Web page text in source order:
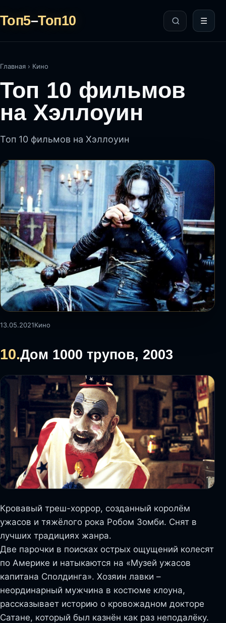
Топ5–Топ10 ☰
Главная › Кино
Топ 10 фильмов
на Хэллоуин
Топ 10 фильмов на Хэллоуин
13.05.2021Кино
10.Дом 1000 трупов, 2003
Кровавый треш-хоррор, созданный королём
ужасов и тяжёлого рока Робом Зомби. Снят в
лучших традициях жанра.
Две парочки в поисках острых ощущений колесят
по Америке и натыкаются на «Музей ужасов
капитана Сполдинга». Хозяин лавки –
неординарный мужчина в костюме клоуна,
рассказывает историю о кровожадном докторе
Сатане, который был казнён как раз неподалёку.